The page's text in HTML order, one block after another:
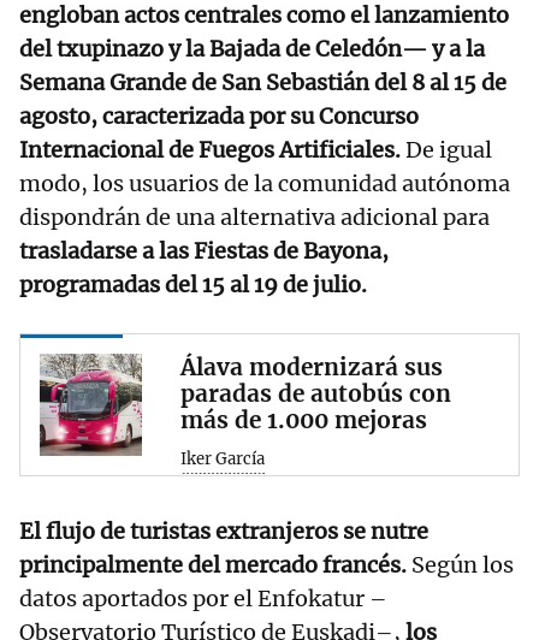
engloban actos centrales como el lanzamiento
del txupinazo y la Bajada de Celedón— y a la
Semana Grande de San Sebastián del 8 al 15 de
agosto, caracterizada por su Concurso
Internacional de Fuegos Artificiales.De igual
modo, los usuarios de la comunidad autónoma
dispondrán de una alternativa adicional para
trasladarse a las Fiestas de Bayona,
programadas del 15 al 19 de julio.
Álava modernizará sus
paradas de autobús con
más de 1.000 mejoras
Iker García
El flujo de turistas extranjeros se nutre
principalmente del mercado francés. Según los
datos aportados por el Enfokatur –
Observatorio Turístico de Euskadi–, los